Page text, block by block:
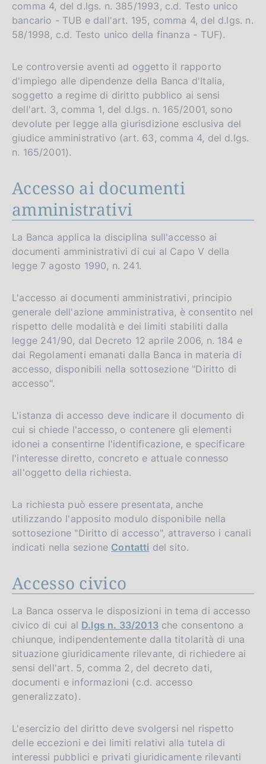
comma 4, del d.lgs. n. 385/1993, c.d. Testo unico
bancario - TUB e dall'art. 195, comma 4, del d.lgs. n.
58/1998, c.d. Testo unico della finanza - TUF).
Le controversie aventi ad oggetto il rapporto
d'impiego alle dipendenze della Banca d'Italia,
soggetto a regime di diritto pubblico ai sensi
dell'art. 3, comma 1, del d.lgs. n. 165/2001, sono
devolute per legge alla giurisdizione esclusiva del
giudice amministrativo (art. 63, comma 4, del d.lgs.
n. 165/2001).
Accesso ai documenti
amministrativi
La Banca applica la disciplina sull'accesso ai
documenti amministrativi di cui al Capo V della
legge 7 agosto 1990, n. 241.
L'accesso ai documenti amministrativi, principio
generale dell'azione amministrativa, è consentito nel
rispetto delle modalità e dei limiti stabiliti dalla
legge 241/90, dal Decreto 12 aprile 2006, n. 184 e
dai Regolamenti emanati dalla Banca in materia di
accesso, disponibili nella sottosezione "Diritto di
accesso".
L'istanza di accesso deve indicare il documento di
cui si chiede l'accesso, o contenere gli elementi
idonei a consentirne l'identificazione, e specificare
l'interesse diretto, concreto e attuale connesso
all'oggetto della richiesta.
La richiesta può essere presentata, anche
utilizzando l'apposito modulo disponibile nella
sottosezione "Diritto di accesso", attraverso i canali
indicati nella sezione Contatti del sito.
Accesso civico
La Banca osserva le disposizioni in tema di accesso
civico di cui al D.lgs n. 33/2013che consentono a
chiunque, indipendentemente dalla titolarità di una
situazione giuridicamente rilevante, di richiedere ai
sensi dell'art. 5, comma 2, del decreto dati,
documenti e informazioni (c.d. accesso
generalizzato).
L'esercizio del diritto deve svolgersi nel rispetto
delle eccezioni e dei limiti relativi alla tutela di
interessi pubblici e privati giuridicamente rilevanti